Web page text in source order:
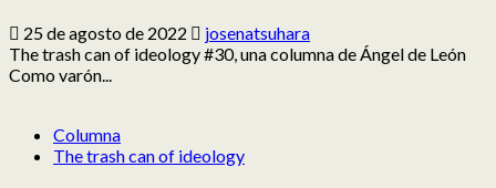
25 de agosto de 2022
josenatsuhara
The trash can of ideology #30, una columna de Ángel de León
Como varón...
Columna
The trash can of ideology